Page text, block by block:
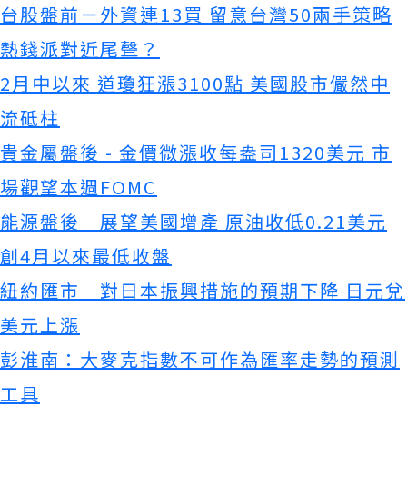
台股盤前－外資連13買 留意台灣50兩手策略
熱錢派對近尾聲？
2月中以來 道瓊狂漲3100點 美國股市儼然中
流砥柱
貴金屬盤後 - 金價微漲收每盎司1320美元 市
場觀望本週FOMC
能源盤後─展望美國增產 原油收低0.21美元
創4月以來最低收盤
紐約匯市─對日本振興措施的預期下降 日元兌
美元上漲
彭淮南：大麥克指數不可作為匯率走勢的預測
工具